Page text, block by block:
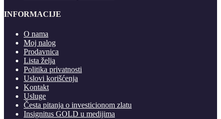
INFORMACIJE
O nama
Moj nalog
Prodavnica
Lista želja
Politika privatnosti
Uslovi korišćenja
Kontakt
Usluge
Česta pitanja o investicionom zlatu
Insignitus GOLD u medijima